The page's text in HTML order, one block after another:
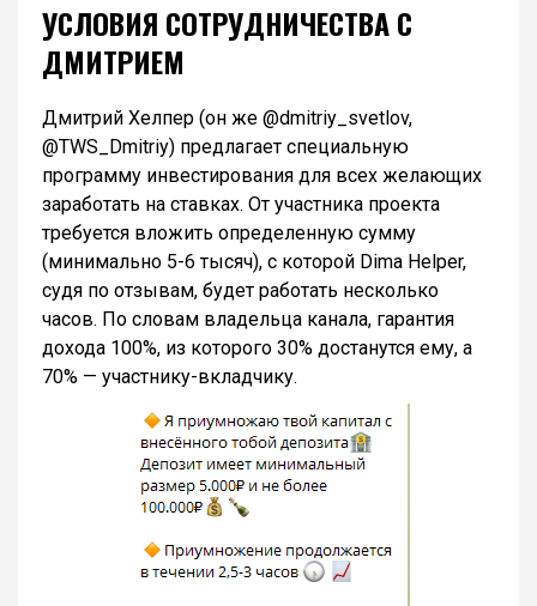
УСЛОВИЯ СОТРУДНИЧЕСТВА С
ДМИТРИЕМ
Дмитрий Хелпер (он же @dmitriy_svetlov,
@TWS_Dmitriy) предлагает специальную
программу инвестирования для всех желающих
заработать на ставках. От участника проекта
требуется вложить определенную сумму
(минимально 5-6 тысяч), с которой Dima Helper,
судя по отзывам, будет работать несколько
часов. По словам владельца канала, гарантия
дохода 100%, из которого 30% достанутся ему, а
70% — участнику-вкладчику.